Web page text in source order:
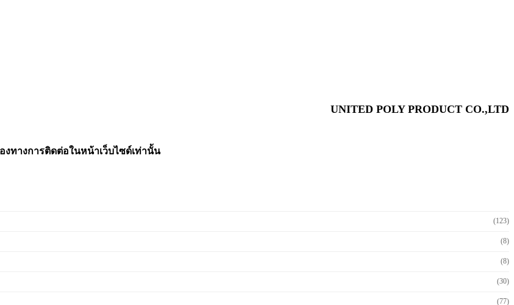
UNITED POLY PRODUCT CO.,LTD
งทางการติดต่อในหน้าเว็บไซด์เท่านั้น
(123)
(8)
(8)
(30)
(77)